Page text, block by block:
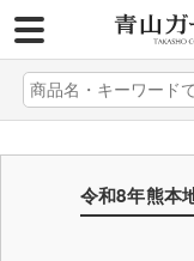
令和8年熊本